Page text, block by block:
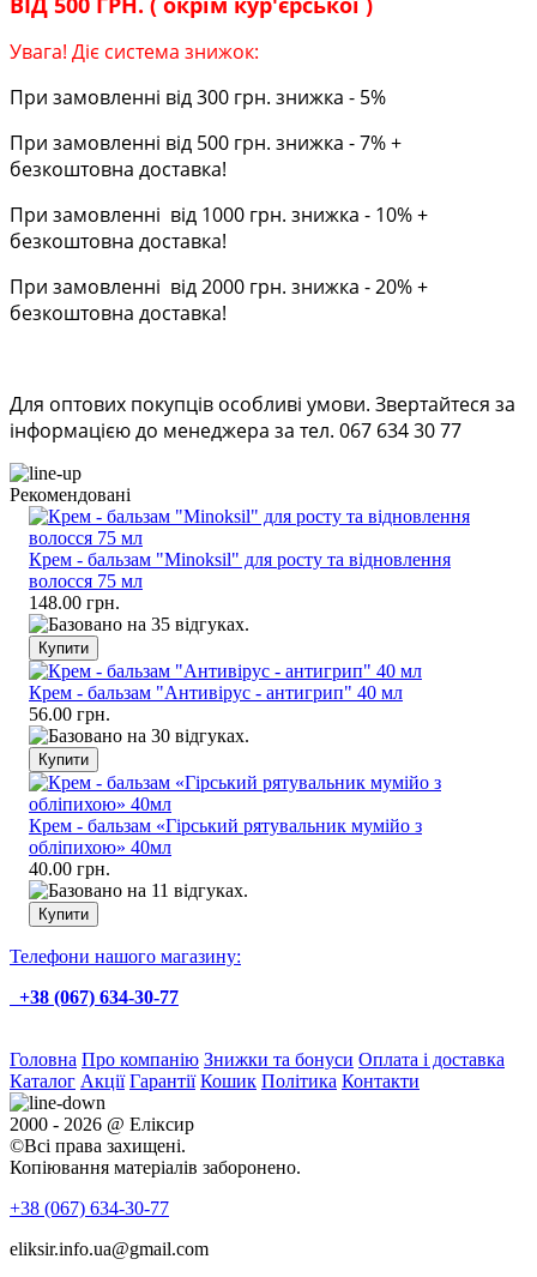
Увага! Діє система знижок:
При замовленні від 300 грн. знижка - 5%
При замовленні від 500 грн. знижка - 7% +
безкоштовна доставка!
При замовленні від 1000 грн. знижка - 10% +
безкоштовна доставка!
При замовленні від 2000 грн. знижка - 20% +
безкоштовна доставка!
Для оптових покупців особливі умови. Звертайтеся за
інформацією до менеджера за тел. 067 634 30 77
Рекомендовані
Крем - бальзам "Minoksil" для росту та відновлення
волосся 75 мл
148.00 грн.
Крем - бальзам "Антивірус - антигрип" 40 мл
56.00 грн.
Крем - бальзам «Гірський рятувальник мумійо з
обліпихою» 40мл
40.00 грн.
Телефони нашого магазину:
+38 (067) 634-30-77
Головна Про компанію Знижки та бонуси Оплата і доставка
Каталог Акції Гарантії Кошик Політика Контакти
2000 - 2026 @ Еліксир
©Всі права захищені.
Копіювання матеріалів заборонено.
+38 (067) 634-30-77
eliksir.info.ua@gmail.com